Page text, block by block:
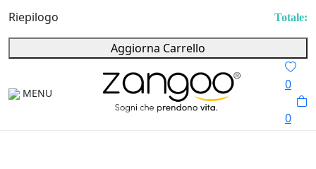
Riepilogo
Totale:
Aggiorna Carrello
MENU
0
0